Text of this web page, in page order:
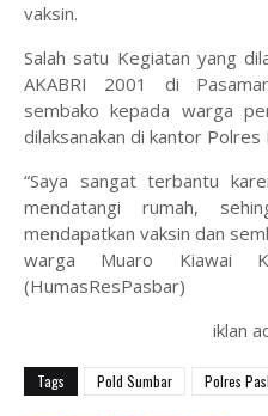
vaksin.
Salah satu Kegiatan yang
AKABRI 2001 di
sembako kepada warga
dilaksanakan di kantor Polres
“Saya sangat terbantu
mendatangi rumah,
mendapatkan vaksin dan
warga Muaro Kiawai
(HumasResPasbar)
iklan
Tags Pold Sumbar Polres